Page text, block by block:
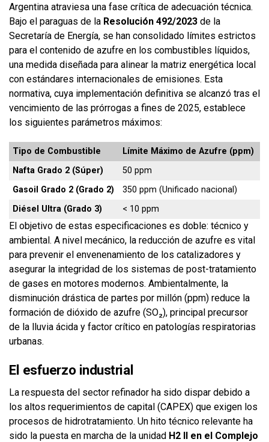
Argentina atraviesa una fase crítica de adecuación técnica.
Bajo el paraguas de la Resolución 492/2023 de la
Secretaría de Energía, se han consolidado límites estrictos
para el contenido de azufre en los combustibles líquidos,
una medida diseñada para alinear la matriz energética local
con estándares internacionales de emisiones. Esta
normativa, cuya implementación definitiva se alcanzó tras el
vencimiento de las prórrogas a fines de 2025, establece
los siguientes parámetros máximos:
Tipo de Combustible
Límite Máximo de Azufre (ppm)
Nafta Grado 2 (Súper)
50 ppm
Gasoil Grado 2 (Grado 2)
350 ppm (Unificado nacional)
Diésel Ultra (Grado 3)
< 10 ppm
El objetivo de estas especificaciones es doble: técnico y
ambiental. A nivel mecánico, la reducción de azufre es vital
para prevenir el envenenamiento de los catalizadores y
asegurar la integridad de los sistemas de post-tratamiento
de gases en motores modernos. Ambientalmente, la
disminución drástica de partes por millón (ppm) reduce la
formación de dióxido de azufre (SO₂), principal precursor
de la lluvia ácida y factor crítico en patologías respiratorias
urbanas.
El esfuerzo industrial
La respuesta del sector refinador ha sido dispar debido a
los altos requerimientos de capital (CAPEX) que exigen los
procesos de hidrotratamiento. Un hito técnico relevante ha
sido la puesta en marcha de la unidad H2 II en el Complejo